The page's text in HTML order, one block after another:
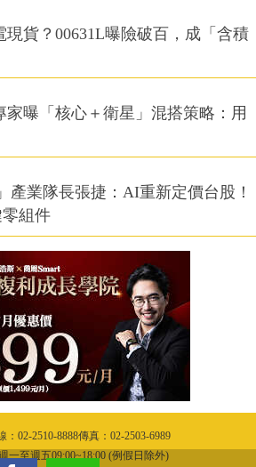
現貨？00631L曝險破百，成「含積
家曝「核心＋衛星」混搭策略：用
產業隊長張捷：AI重新定價台股！
組件
：02-2510-8888傳真：02-2503-6989
一至週五09:00~18:00 (例假日除外)